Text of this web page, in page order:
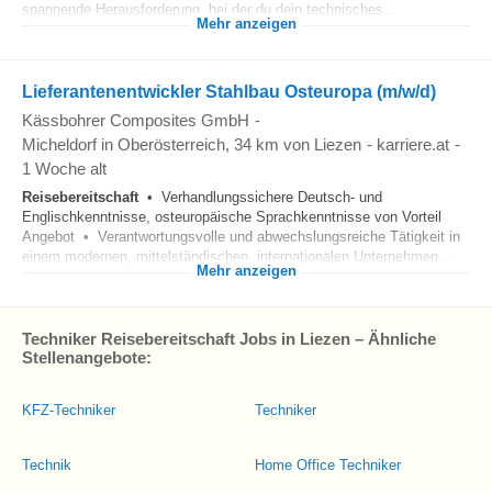
spannende Herausforderung, bei der du dein technisches...
Mehr anzeigen
Lieferantenentwickler Stahlbau Osteuropa (m/w/d)
Kässbohrer Composites GmbH -
Micheldorf in Oberösterreich, 34 km von Liezen - karriere.at -
1 Woche alt
Reisebereitschaft• Verhandlungssichere Deutsch- und
Englischkenntnisse, osteuropäische Sprachkenntnisse von Vorteil
Angebot • Verantwortungsvolle und abwechslungsreiche Tätigkeit in
einem modernen, mittelständischen, internationalen Unternehmen...
Mehr anzeigen
Techniker Reisebereitschaft Jobs in Liezen – Ähnliche
Stellenangebote:
KFZ-Techniker
Technik
Techniker
Home Office Techniker